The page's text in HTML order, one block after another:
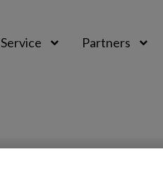
Service Partners